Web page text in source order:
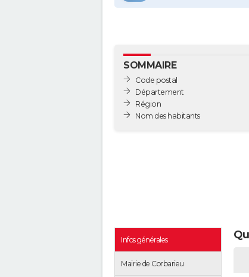
SOMMAIRE
Code postal
Département
Région
Nom des habitants
Infos générales
Mairie de Corbarieu